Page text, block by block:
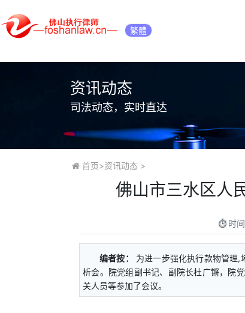
繁體
资讯动态
司法动态，实时直达
首页>资讯动态>
佛山市三水区人
时间
编者按：
为进一步强化执行款物管理
析会。院党组副书记、副院长杜广锵，院
关人员等参加了会议。